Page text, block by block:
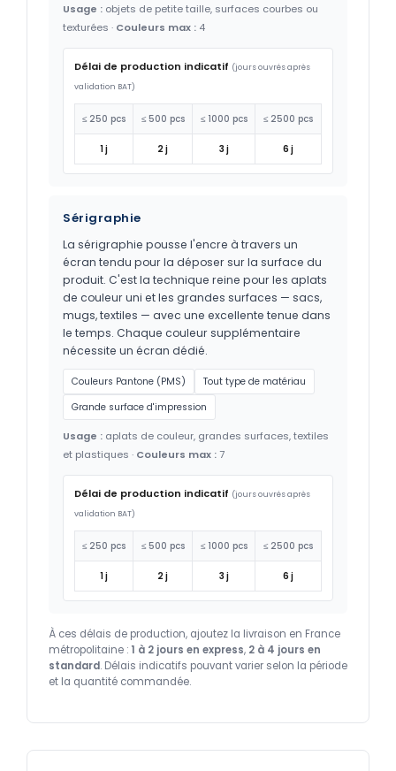
Usage : objets de petite taille, surfaces courbes ou
texturées · Couleurs max : 4
Délai de production indicatif (jours ouvrés après
validation BAT)
≤ 250 pcs ≤ 500 pcs ≤ 1000 pcs ≤ 2500 pcs
1 j 2 j 3 j 6 j
Sérigraphie
La sérigraphie pousse l'encre à travers un
écran tendu pour la déposer sur la surface du
produit. C'est la technique reine pour les aplats
de couleur uni et les grandes surfaces — sacs,
mugs, textiles — avec une excellente tenue dans
le temps. Chaque couleur supplémentaire
nécessite un écran dédié.
Couleurs Pantone (PMS)
Tout type de matériau
Grande surface d'impression
Usage : aplats de couleur, grandes surfaces, textiles
et plastiques · Couleurs max :7
Délai de production indicatif (jours ouvrés après
validation BAT)
≤ 250 pcs ≤ 500 pcs ≤ 1000 pcs ≤ 2500 pcs
1 j 2 j 3 j 6 j
À ces délais de production, ajoutez la livraison en France
métropolitaine : 1 à 2 jours en express, 2 à 4 jours en
standard. Délais indicatifs pouvant varier selon la période
et la quantité commandée.